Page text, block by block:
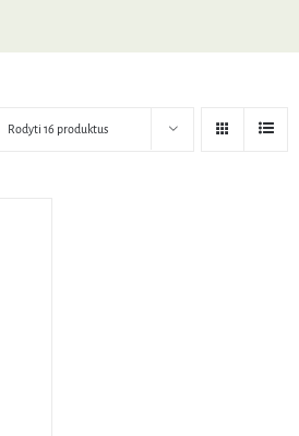
Rodyti 16 produktus